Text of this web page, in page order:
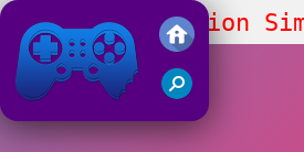
Friv
City Construction
Excavator